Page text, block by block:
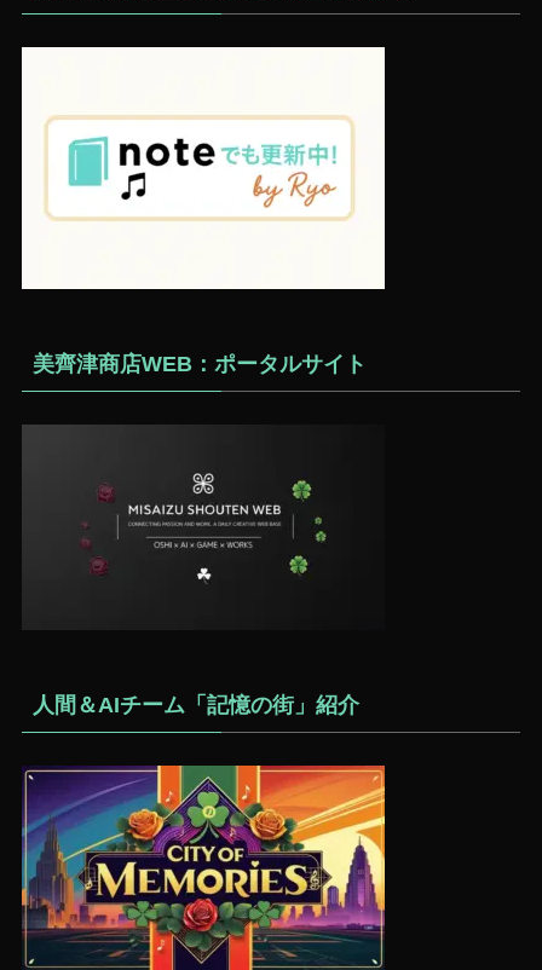
美齊津商店WEB：ポータルサイト
人間＆AIチーム「記憶の街」紹介